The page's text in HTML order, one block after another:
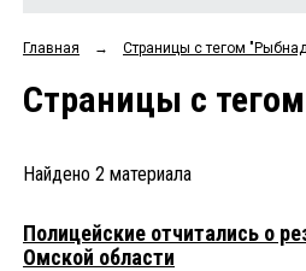
Главная → Страницы c тегом
Страницы c
Найдено 2 материала
Полицейские отчитались о
Омской области